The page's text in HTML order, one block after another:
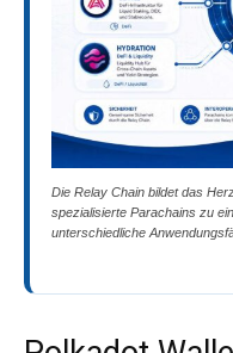
Die Relay Chain bildet das
spezialisierte Parachains zu
unterschiedliche